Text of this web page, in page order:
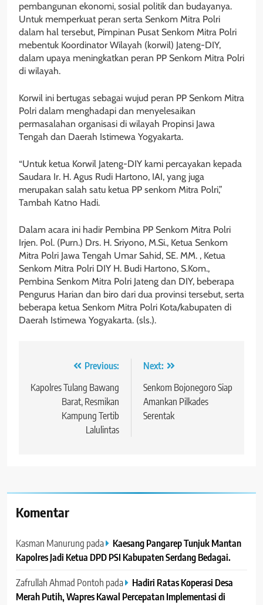
pembangunan ekonomi, sosial politik dan budayanya.
Untuk memperkuat peran serta Senkom Mitra Polri
dalam hal tersebut, Pimpinan Pusat Senkom Mitra Polri
mebentuk Koordinator Wilayah (korwil) Jateng-DIY,
dalam upaya meningkatkan peran PP Senkom Mitra Polri
di wilayah.
Korwil ini bertugas sebagai wujud peran PP Senkom Mitra
Polri dalam menghadapi dan menyelesaikan
permasalahan organisasi di wilayah Propinsi Jawa
Tengah dan Daerah Istimewa Yogyakarta.
“Untuk ketua Korwil Jateng-DIY kami percayakan kepada
Saudara Ir. H. Agus Rudi Hartono, IAI, yang juga
merupakan salah satu ketua PP senkom Mitra Polri,”
Tambah Katno Hadi.
Dalam acara ini hadir Pembina PP Senkom Mitra Polri
Irjen. Pol. (Purn.) Drs. H. Sriyono, M.Si., Ketua Senkom
Mitra Polri Jawa Tengah Umar Sahid, SE. MM. , Ketua
Senkom Mitra Polri DIY H. Budi Hartono, S.Kom.,
Pembina Senkom Mitra Polri Jateng dan DIY, beberapa
Pengurus Harian dan biro dari dua provinsi tersebut, serta
beberapa ketua Senkom Mitra Polri Kota/kabupaten di
Daerah Istimewa Yogyakarta. (sls.).
Navigasi
pos
Previous:
Kapolres Tulang Bawang
Barat, Resmikan
Kampung Tertib
Lalulintas
Next:
Senkom Bojonegoro Siap
Amankan Pilkades
Serentak
Komentar
Kasman Manurung pada
Kaesang Pangarep Tunjuk Mantan
Kapolres Jadi Ketua DPD PSI Kabupaten Serdang Bedagai. ‎ ‎
Zafrullah Ahmad Pontoh pada
Hadiri Ratas Koperasi Desa
Merah Putih, Wapres Kawal Percepatan Implementasi di